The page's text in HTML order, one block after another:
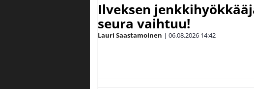
Ilveksen
seura vaihtuu!
Lauri Saastamoinen | 06.08.2026 14:42